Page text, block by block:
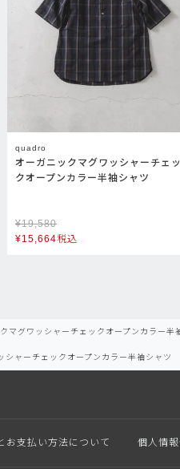
quadro
オーガニックマグワッシャーチェッ
クオープンカラー半袖シャツ
¥19,580
¥15,664税込
マグワッシャーチェックオープンカラー半
シャーチェックオープンカラー半袖シャツ
お支払い方法について 個人情